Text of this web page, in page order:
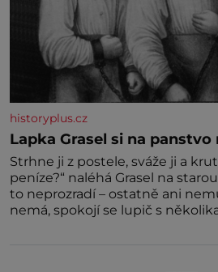
historyplus.cz
Lapka Grasel si na
Strhne ji z postele, sváže ji a
peníze?“ naléhá Grasel na
to neprozradí – ostatně ani
nemá, spokojí se lupič s